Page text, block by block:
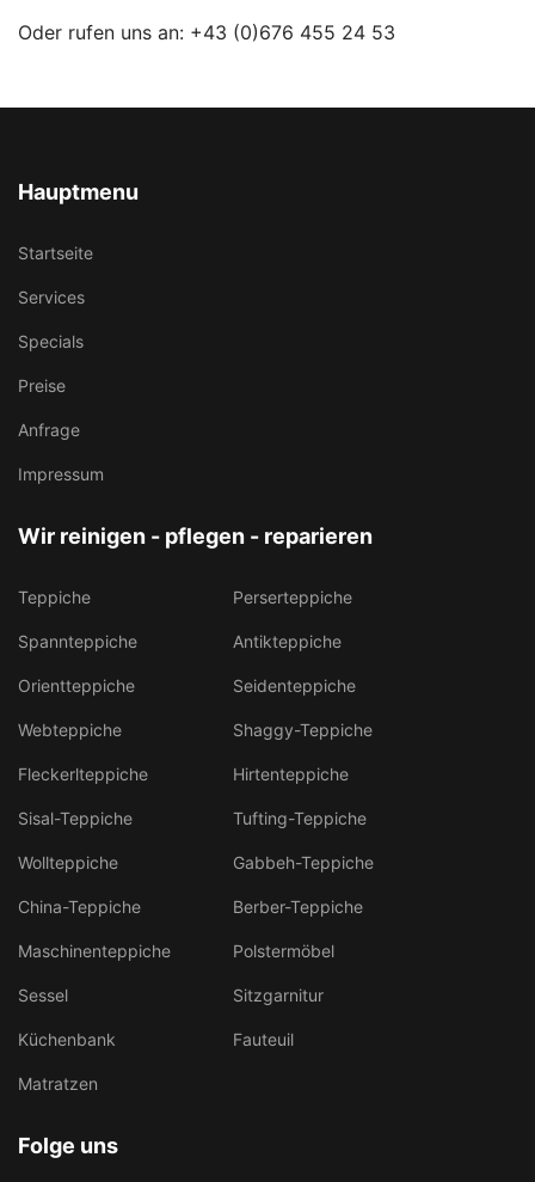
Oder rufen uns an: +43 (0)676 455 24 53
Hauptmenu
Startseite
Services
Specials
Preise
Anfrage
Impressum
Wir reinigen - pflegen - reparieren
Teppiche Perserteppiche
Spannteppiche Antikteppiche
Orientteppiche Seidenteppiche
Webteppiche Shaggy-Teppiche
Fleckerlteppiche Hirtenteppiche
Sisal-Teppiche Tufting-Teppiche
Wollteppiche Gabbeh-Teppiche
China-Teppiche Berber-Teppiche
Maschinenteppiche Polstermöbel
Sessel Sitzgarnitur
Küchenbank Fauteuil
Matratzen
Folge uns